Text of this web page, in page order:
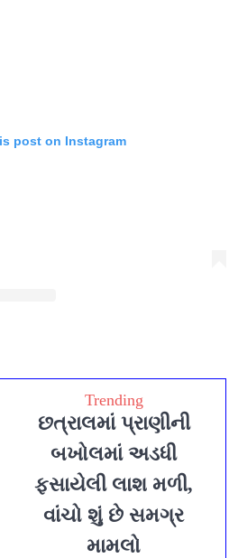
post on Instagram
Trending
છત્રાલમાં પ્રાણીની
બખોલમાં અડધી
ફસાયેલી લાશ મળી,
વાંચો શું છે સમગ્ર
મામલો